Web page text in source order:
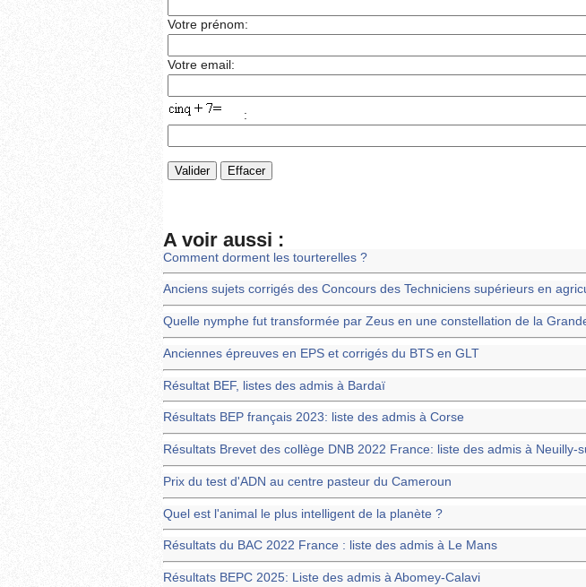
Votre prénom:
Votre email:
:
A voir aussi :
Comment dorment les tourterelles ?
Anciens sujets corrigés des Concours des Techniciens supérieurs en
Quelle nymphe fut transformée par Zeus en une constellation de la
Anciennes épreuves en EPS et corrigés du BTS en GLT
Résultat BEF, listes des admis à Bardaï
Résultats BEP français 2023: liste des admis à Corse
Résultats Brevet des collège DNB 2022 France: liste des admis à Neuilly-
Prix du test d'ADN au centre pasteur du Cameroun
Quel est l'animal le plus intelligent de la planète ?
Résultats du BAC 2022 France : liste des admis à Le Mans
Résultats BEPC 2025: Liste des admis à Abomey-Calavi